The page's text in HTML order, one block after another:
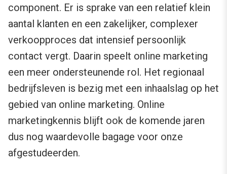
component. Er is sprake van een relatief klein
aantal klanten en een zakelijker, complexer
verkoopproces dat intensief persoonlijk
contact vergt. Daarin speelt online marketing
een meer ondersteunende rol. Het regionaal
bedrijfsleven is bezig met een inhaalslag op het
gebied van online marketing. Online
marketingkennis blijft ook de komende jaren
dus nog waardevolle bagage voor onze
afgestudeerden.